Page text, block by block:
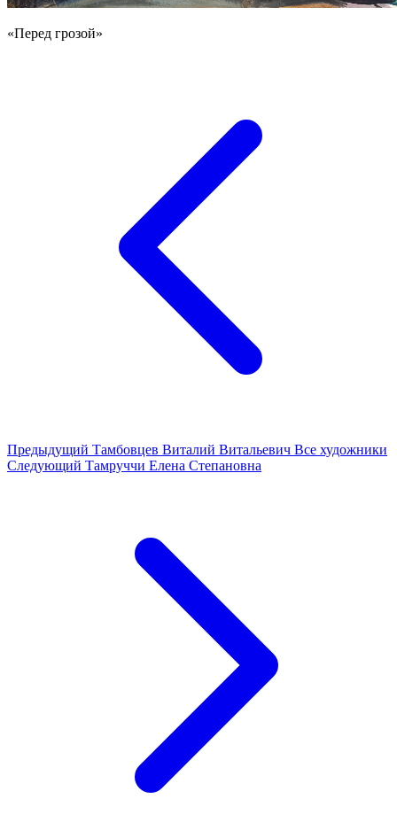
«Перед грозой»
Предыдущий Тамбовцев Виталий Витальевич Все художники
Следующий Тамруччи Елена Степановна